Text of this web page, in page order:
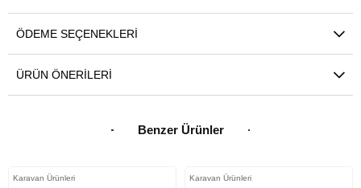
ÖDEME SEÇENEKLERI
ÜRÜN ÖNERILERI
Benzer Ürünler
Karavan Ürünleri Karavan Ürünleri